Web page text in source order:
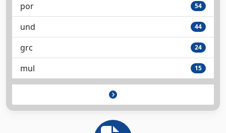
por 54
und 44
grc 24
mul 15